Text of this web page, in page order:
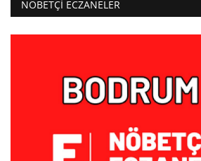
NÖBETÇI ECZANELER